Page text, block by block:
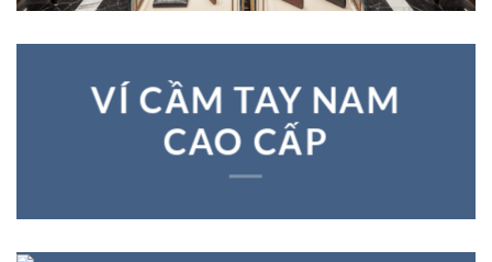
VÍ CẦM TAY NAM
CAO CẤP